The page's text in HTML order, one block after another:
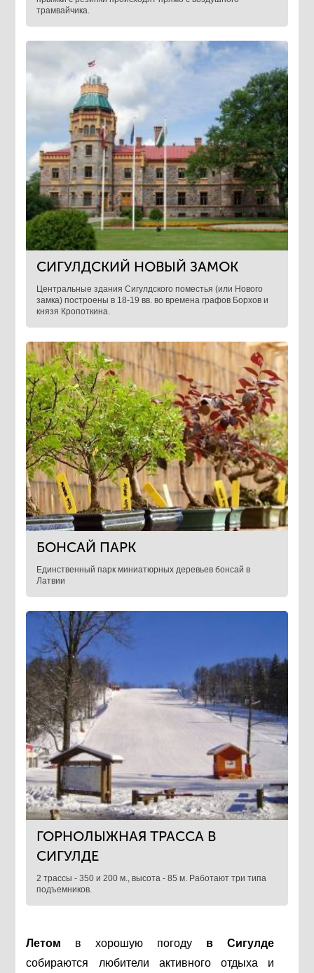
трамвайчика.
СИГУЛДСКИЙ НОВЫЙ ЗАМОК
Центральные здания Сигулдского поместья (или Нового
замка) построены в 18-19 вв. во времена графов Борхов и
князя Кропоткина.
БОНСАЙ ПАРК
Единственный парк миниатюрных деревьев бонсай в
Латвии
ГОРНОЛЫЖНАЯ ТРАССА В
СИГУЛДЕ
2 трассы - 350 и 200 м., высота - 85 м. Работают три типа
подъемников.
Летом в хорошую погоду в Сигулде
собираются любители активного отдыха и